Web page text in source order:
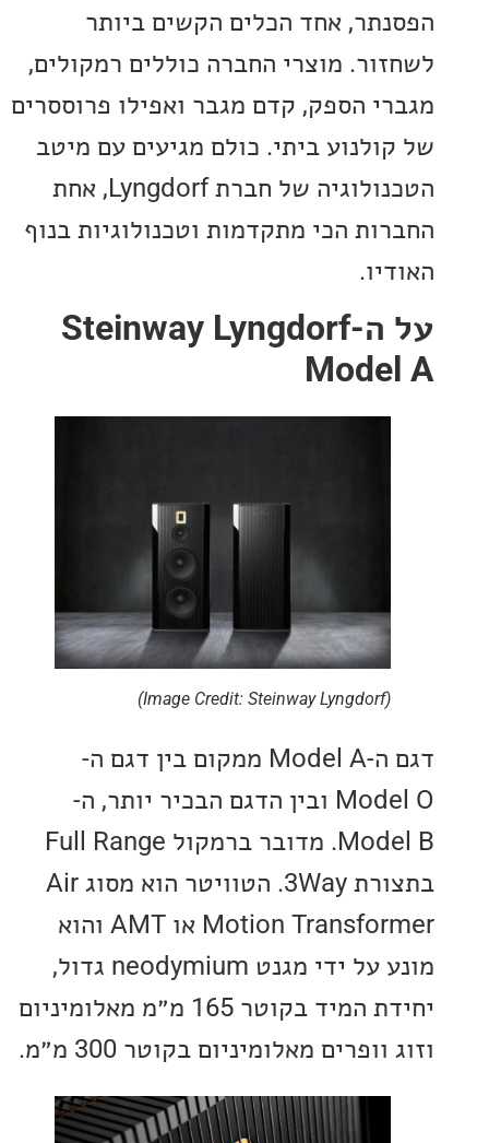
אחד הכלים הקשים ביותר
מוצרי החברה כוללים רמקולים,
הספק, קדם מגבר ואפילו פרוססרים
ביתי. כולם מגיעים עם מיטב
הטכנולוגיה של חברת Lyngdorf, אחת
הכי מתקדמות וטכנולוגיות בנוף
על ה-Steinway Lyngdorf
דגם ה-Model A ממקום בין דגם ה-
Model O ובין הדגם הבכיר יותר, ה-
Model B. מדובר ברמקול Full Range
בתצורת 3Way. הטוויטר הוא מסוג Air
Motion Transformer או AMT והוא
מונע על ידי מגנט neodymium גדול,
יחידת המיד בקוטר 165 מ״מ מאלומיניום
מאלומיניום בקוטר 300 מ״מ.